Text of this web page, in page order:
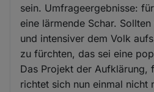
sein. Umfrageergebnisse:
eine lärmende Schar.
und intensiver dem Volk
zu fürchten, das sei eine
Das Projekt der Aufklärung,
richtet sich nun einmal nicht